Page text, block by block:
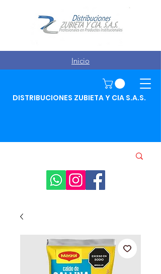
Inicio
DISTRIBUCIONES ZUBIETA Y CIA S.A.S.